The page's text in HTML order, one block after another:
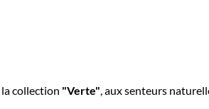
collection "Verte", aux senteurs